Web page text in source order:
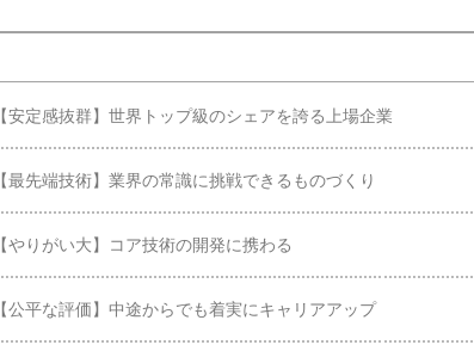
【安定感抜群】世界トップ級のシェアを誇る上場企業
【最先端技術】業界の常識に挑戦できるものづくり
【やりがい大】コア技術の開発に携わる
【公平な評価】中途からでも着実にキャリアアップ